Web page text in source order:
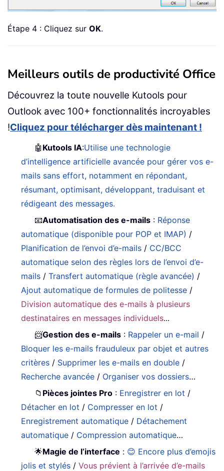
Étape 4 : Cliquez sur OK.
Meilleurs outils de productivité Office
Découvrez la toute nouvelle Kutools pour
Outlook avec 100+ fonctionnalités incroyables
!Cliquez pour télécharger dès maintenant !
🤖 Kutools IA:Utilise une technologie
d’intelligence artificielle avancée pour gérer vos e-
mails sans effort, notamment en répondant,
résumant, optimisant, développant, traduisant et
rédigeant des messages.
📧Automatisation des e-mails : Réponse
automatique (disponible pour POP et IMAP) /
Planification de l’envoi d’e-mails / CC/BCC
automatique selon des règles lors de l’envoi d’e-
mails /Transfert automatique (règle avancée) /
Ajout automatique de formules de politesse /
Division automatique des e-mails à plusieurs
destinataires en messages individuels...
📨Gestion des e-mails : Rappeler un e-mail /
Bloquer les e-mails frauduleux par objet et autres
critères / Supprimer les e-mails en double /
Recherche avancée / Organiser vos dossiers…
📁 Pièces jointes Pro : Enregistrer en lot /
Détacher en lot / Compresser en lot /
Enregistrement automatique / Détachement
automatique / Compression automatique…
🌟Magie de l’interface : 😊 Encore plus d’emojis
jolis et stylés /Vous prévient à l’arrivée d’e-mails